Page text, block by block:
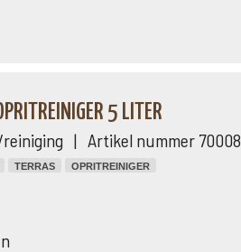
5 LITER
reiniging | Artikel nummer 70008
TERRAS OPRITREINIGER